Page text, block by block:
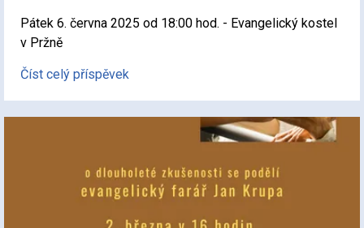
Pátek 6. června 2025 od 18:00 hod. - Evangelický kostel
v Pržně
Číst celý příspěvek